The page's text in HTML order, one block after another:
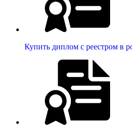
Купить диплом с реестром в